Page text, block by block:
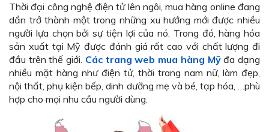
Thời đại công nghệ điện tử lên ngôi, mua hàng online đang
dần trở thành một trong những xu hướng mới được nhiều
người lựa chọn bởi sự tiện lợi của nó. Trong đó, hàng hóa
sản xuất tại Mỹ được đánh giá rất cao với chất lượng đi
đầu trên thế giới. Các trang web mua hàng Mỹđa dạng
nhiều mặt hàng như điện tử, thời trang nam nữ, làm đẹp,
nội thất, phụ kiện bếp, dinh dưỡng mẹ và bé, tạp hóa, …phù
hợp cho mọi nhu cầu người dùng.